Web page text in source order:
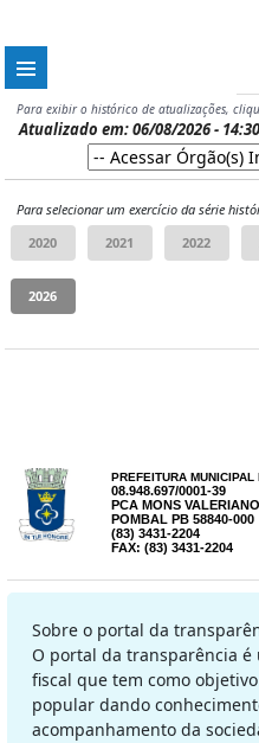
Para exibir o histórico de atualizações,
Atualizado em: 06/08/2026 - 14:30
Para selecionar um exercício da série
PREFEITURA MUNICIPAL
08.948.697/0001-39
PCA MONS
POMBAL PB 58840-000
(83) 3431-2204
FAX: (83) 3431-2204
Sobre o portal da
O portal da transparência
fiscal que tem como
popular dando
acompanhamento da